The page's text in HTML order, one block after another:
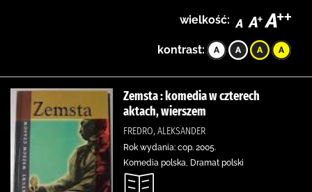
wielkość:
kontrast:
Zemsta : komedia w czterech
aktach, wierszem
FREDRO, ALEKSANDER
Rok wydania: cop. 2005.
Komedia polska, Dramat polski